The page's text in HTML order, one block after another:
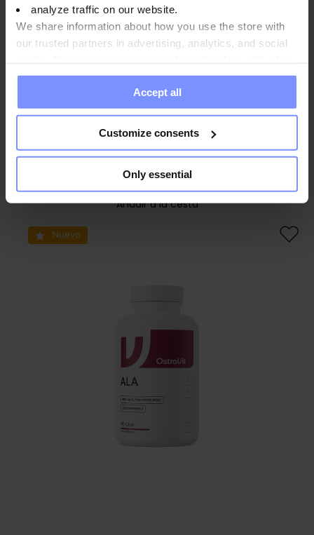
analyze traffic on our website.
We share information about how you use the store with
our trusted partners in advertising, analytics, and social
information you have provided to them or that they have
collected when you use their services. Do you agree?
Accept all
Customize consents
Only essential
OstroVit D-manosa 120 cápsulas
Añadir a la cesta
Nuevo